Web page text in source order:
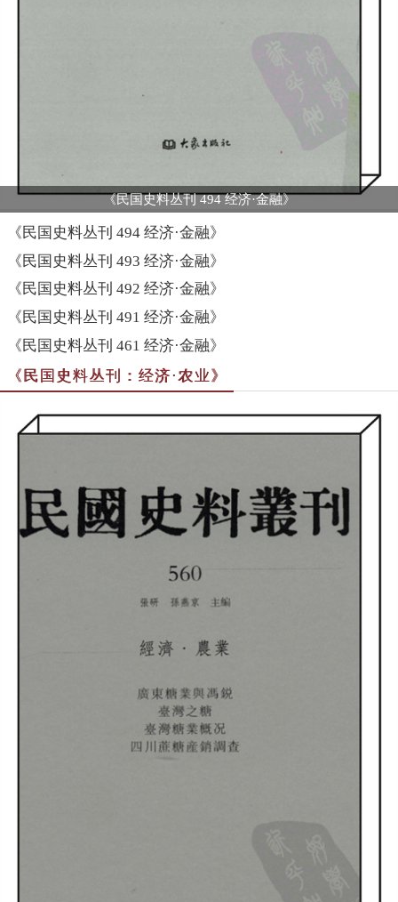
《民国史料丛刊 494 经济·金融》
《民国史料丛刊 494 经济·金融》
《民国史料丛刊 493 经济·金融》
《民国史料丛刊 492 经济·金融》
《民国史料丛刊 491 经济·金融》
《民国史料丛刊 461 经济·金融》
《民国史料丛刊：经济·农业》